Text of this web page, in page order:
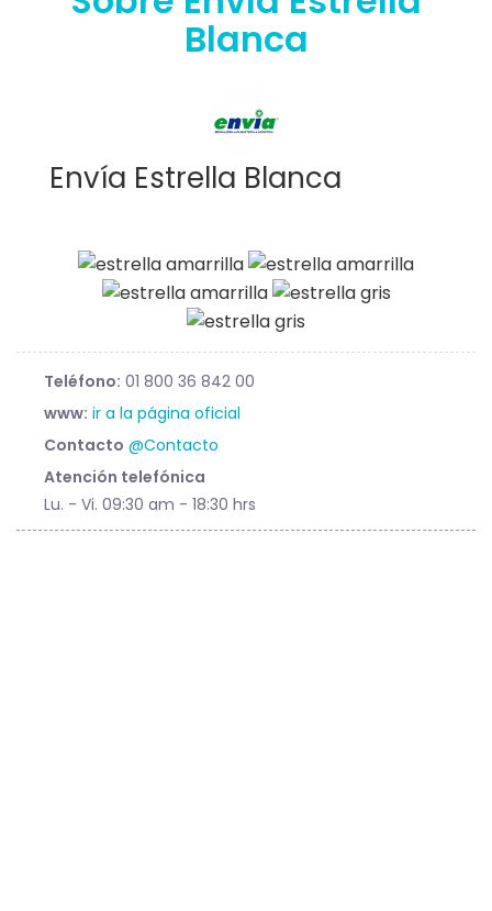
Blanca
Envía Estrella Blanca
Teléfono: 01 800 36 842 00
www: ir a la página oficial
Contacto @Contacto
Atención telefónica
Lu. - Vi. 09:30 am - 18:30 hrs